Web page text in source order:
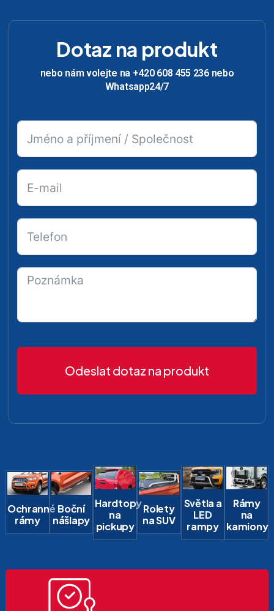
Dotaz na produkt
nebo nám volejte na +420 608 455 236 nebo
Whatsapp24/7
Odeslat dotaz na produkt
Ochranné
rámy
Boční
nášlapy
Hardtopy
na
pickupy
Rolety
na SUV
Světla a
LED
rampy
Rámy
na
kamiony